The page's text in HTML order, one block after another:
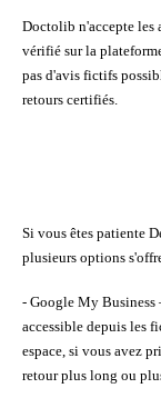
Doctolib n'accepte les
vérifié sur la
pas d'avis fictifs
retours certifiés.
Si vous êtes patiente
plusieurs options
- Google My Business
accessible depuis les
espace, si vous avez
retour plus long ou